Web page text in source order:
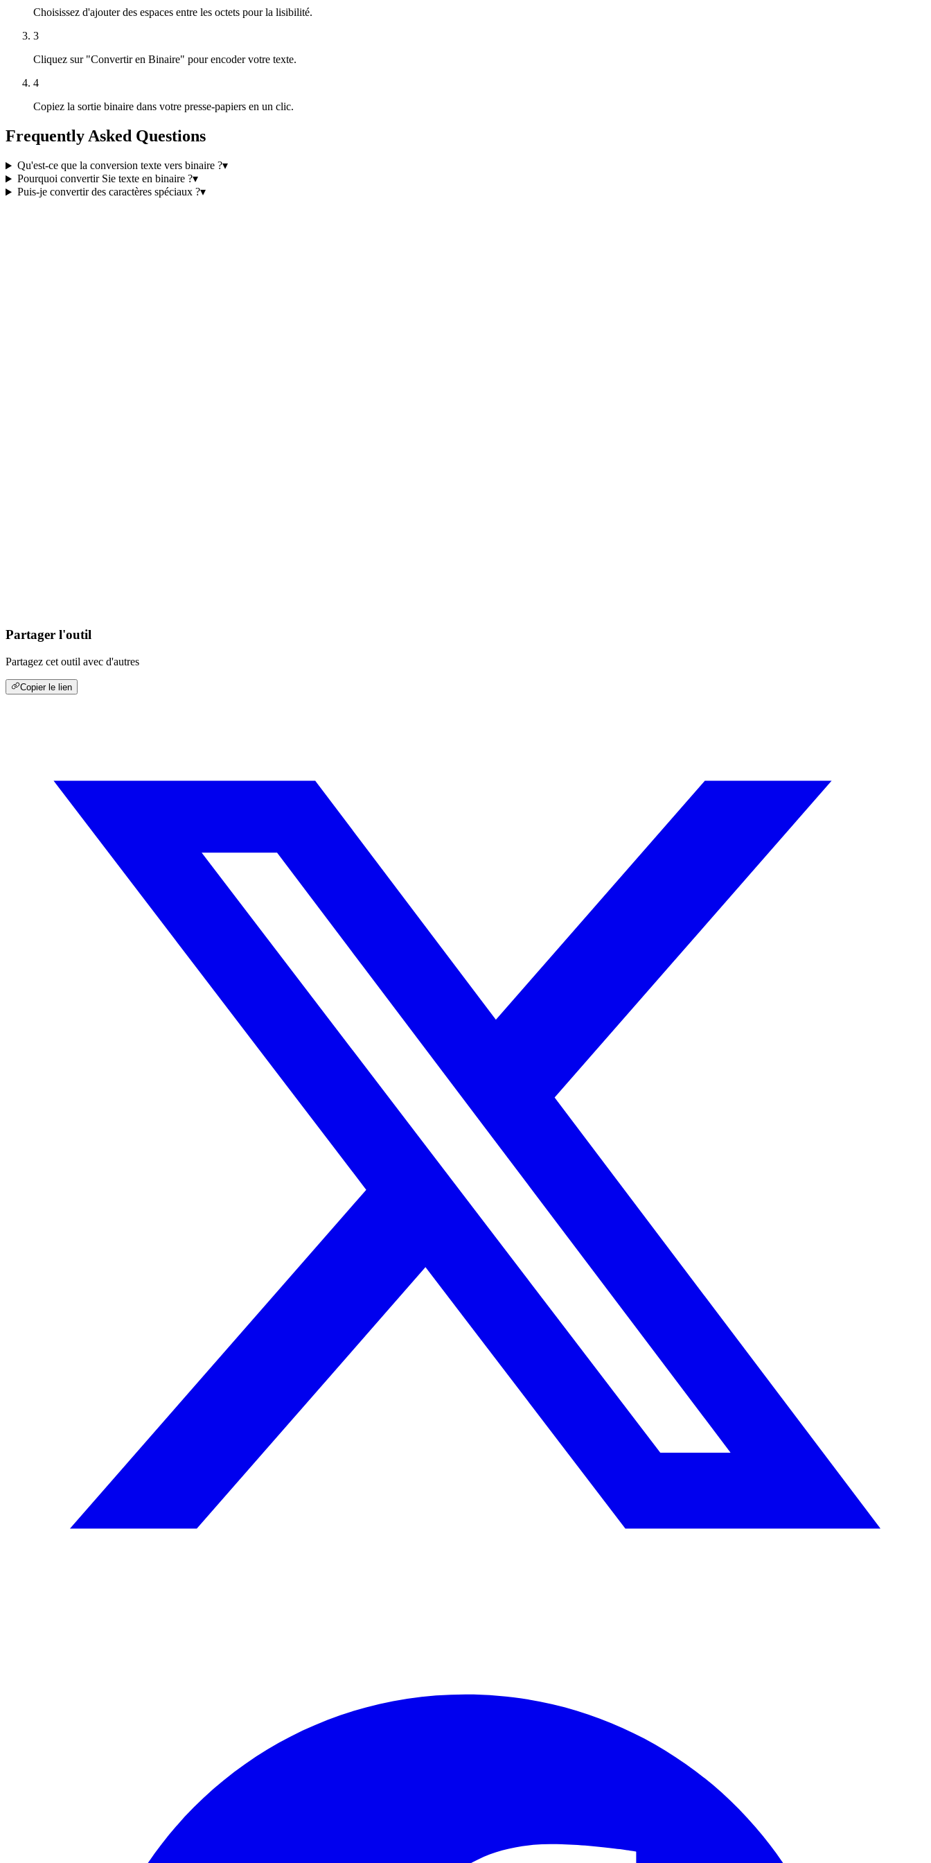
Choisissez d'ajouter des espaces entre les octets pour la lisibilité.
3
Cliquez sur "Convertir en Binaire" pour encoder votre texte.
4
Copiez la sortie binaire dans votre presse-papiers en un clic.
Frequently Asked Questions
Qu'est-ce que la conversion texte vers binaire ?▾
Pourquoi convertir Sie texte en binaire ?▾
Puis-je convertir des caractères spéciaux ?▾
Partager l'outil
Partagez cet outil avec d'autres
Copier le lien